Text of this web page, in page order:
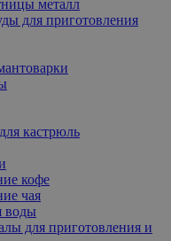
металл
для приготовления
кастрюль
кофе
чая
воды
для приготовления и